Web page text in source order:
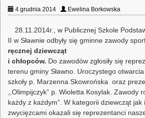
4 grudnia 2014 Ewelina Borkowska
28.11.2014r., w Publicznej Szkole
II w Sławnie odbyły się gminne zawody
ręcznej dziewcząt
i chłopców. Do zawodów zgłosiły się
terenu gminy Sławno. Uroczystego
szkoły p. Marzenna Skowrońska oraz
,,Olimpijczyk” p. Wioletta Kosylak. Zawody
każdy z każdym”. W kategorii dziewcząt jak
zwycięzcami okazali się reprezentanci